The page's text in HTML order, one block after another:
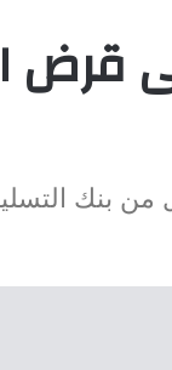
قرض
التسليف